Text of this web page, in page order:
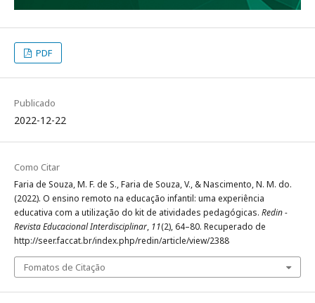
PDF
Publicado
2022-12-22
Como Citar
Faria de Souza, M. F. de S., Faria de Souza, V., & Nascimento, N. M. do.
(2022). O ensino remoto na educação infantil: uma experiência
educativa com a utilização do kit de atividades pedagógicas. Redin -
Revista Educacional Interdisciplinar, 11(2), 64–80. Recuperado de
http://seer.faccat.br/index.php/redin/article/view/2388
Fomatos de Citação